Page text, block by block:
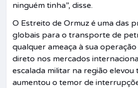
ninguém tinha”, disse.
O Estreito de Ormuz é uma das
globais para o transporte de
qualquer ameaça à sua
direto nos mercados
escalada militar na região elevou
aumentou o temor de